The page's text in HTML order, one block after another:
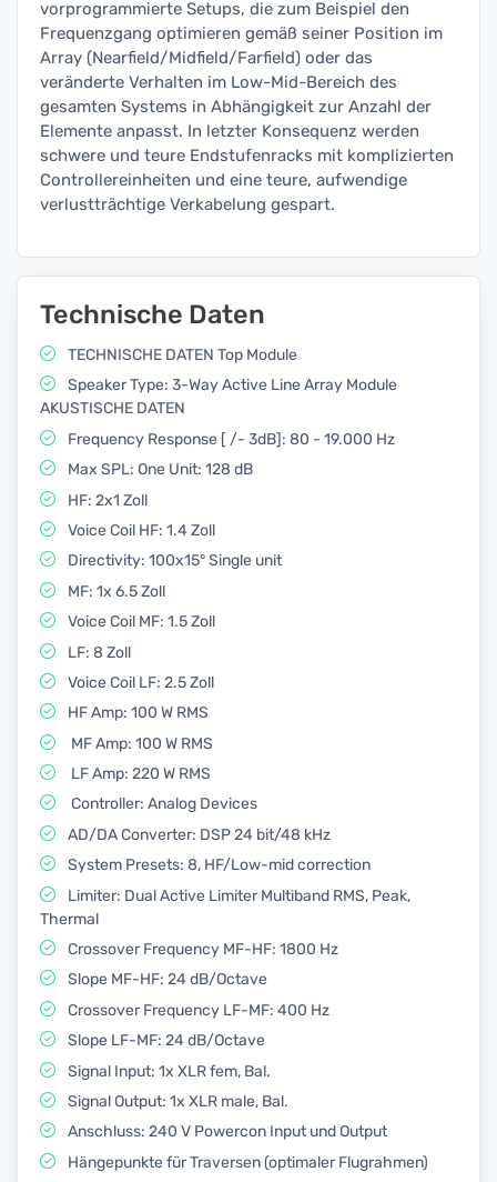
vorprogrammierte Setups, die zum Beispiel den
Frequenzgang optimieren gemäß seiner Position im
Array (Nearfield/Midfield/Farfield) oder das
veränderte Verhalten im Low-Mid-Bereich des
gesamten Systems in Abhängigkeit zur Anzahl der
Elemente anpasst. In letzter Konsequenz werden
schwere und teure Endstufenracks mit komplizierten
Controllereinheiten und eine teure, aufwendige
verlustträchtige Verkabelung gespart.
Technische Daten
TECHNISCHE DATEN Top Module
Speaker Type: 3-Way Active Line Array Module
AKUSTISCHE DATEN
Frequency Response [ /- 3dB]: 80 - 19.000 Hz
Max SPL: One Unit: 128 dB
HF: 2x1 Zoll
Voice Coil HF: 1.4 Zoll
Directivity: 100x15° Single unit
MF: 1x 6.5 Zoll
Voice Coil MF: 1.5 Zoll
LF: 8 Zoll
Voice Coil LF: 2.5 Zoll
HF Amp: 100 W RMS
MF Amp: 100 W RMS
LF Amp: 220 W RMS
Controller: Analog Devices
AD/DA Converter: DSP 24 bit/48 kHz
System Presets: 8, HF/Low-mid correction
Limiter: Dual Active Limiter Multiband RMS, Peak,
Thermal
Crossover Frequency MF-HF: 1800 Hz
Slope MF-HF: 24 dB/Octave
Crossover Frequency LF-MF: 400 Hz
Slope LF-MF: 24 dB/Octave
Signal Input: 1x XLR fem, Bal.
Signal Output: 1x XLR male, Bal.
Anschluss: 240 V Powercon Input und Output
Hängepunkte für Traversen (optimaler Flugrahmen)